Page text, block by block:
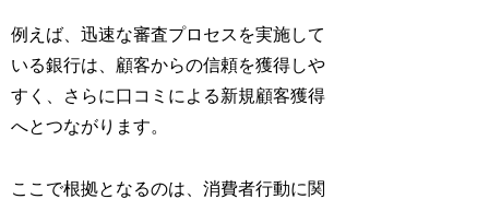
例えば、迅速な審査プロセスを実施して
いる銀行は、顧客からの信頼を獲得しや
すく、さらに口コミによる新規顧客獲得
へとつながります。
ここで根拠となるのは、消費者行動に関